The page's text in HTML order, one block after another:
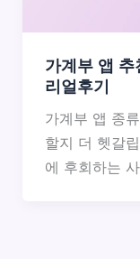
가계부 앱
리얼후기
가계부 앱 종
할지 더 헷갈
에 후회하는